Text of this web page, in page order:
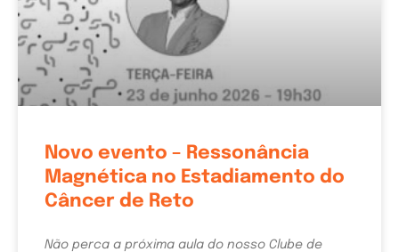
Novo evento – Ressonância
Magnética no Estadiamento do
Câncer de Reto
Não perca a próxima aula do nosso Clube de